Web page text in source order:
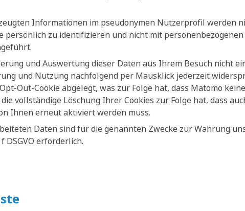
Informationen im pseudonymen Nutzerprofil werden
persönlich zu identifizieren und nicht mit
und Auswertung dieser Daten aus Ihrem Besuch nicht
und Nutzung nachfolgend per Mausklick jederzeit
Out-Cookie abgelegt, was zur Folge hat, dass Matomo
vollständige Löschung Ihrer Cookies zur Folge hat, dass
Ihnen erneut aktiviert werden muss.
Daten sind für die genannten Zwecke zur Wahrung
DSGVO erforderlich.